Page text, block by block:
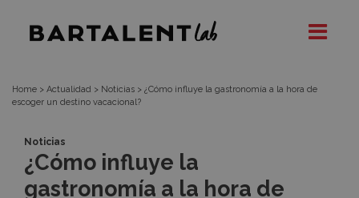
¿Cómo
la
gastronomía
Bartalent
Home > Actualidad > Noticias > ¿Cómo influye la gastronomía a la hora de
escoger un destino vacacional?
Noticias
¿Cómo influye la
gastronomía a la hora de